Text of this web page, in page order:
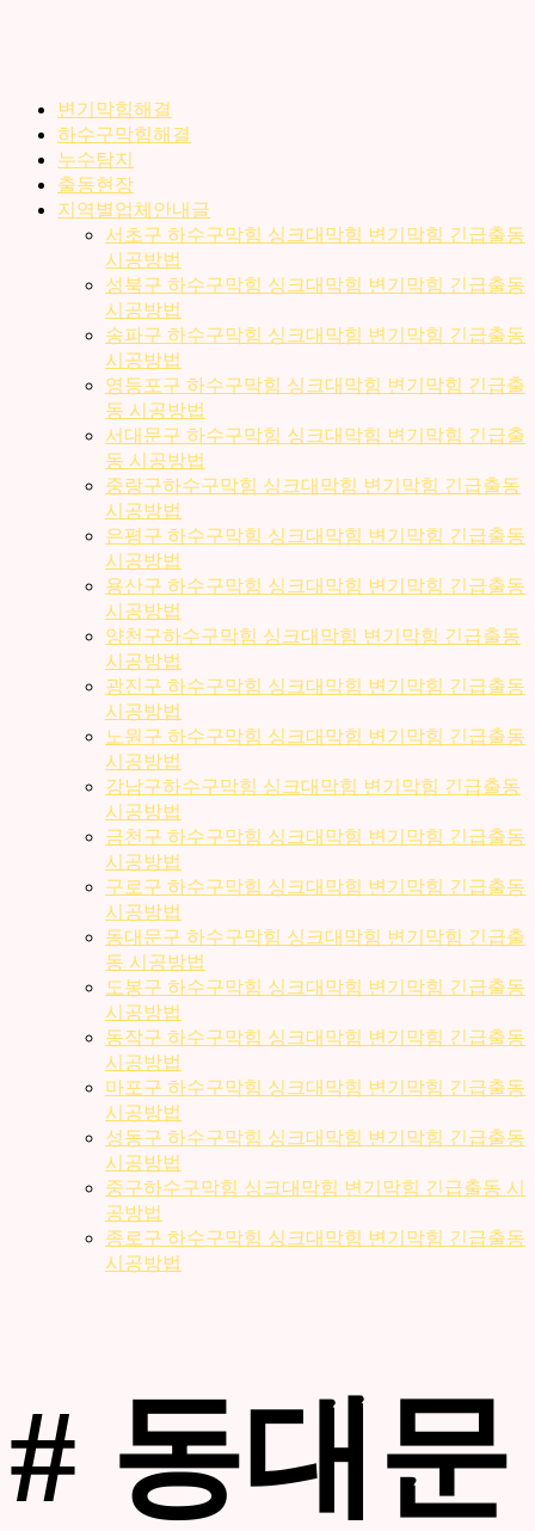
변기막힘해결
하수구막힘해결
누수탐지
출동현장
지역별업체안내글
서초구 하수구막힘 싱크대막힘 변기막힘 긴급출동
시공방법
성북구 하수구막힘 싱크대막힘 변기막힘 긴급출동
시공방법
송파구 하수구막힘 싱크대막힘 변기막힘 긴급출동
시공방법
영등포구 하수구막힘 싱크대막힘 변기막힘 긴급출
동 시공방법
서대문구 하수구막힘 싱크대막힘 변기막힘 긴급출
동 시공방법
중랑구하수구막힘 싱크대막힘 변기막힘 긴급출동
시공방법
은평구 하수구막힘 싱크대막힘 변기막힘 긴급출동
시공방법
용산구 하수구막힘 싱크대막힘 변기막힘 긴급출동
시공방법
양천구하수구막힘 싱크대막힘 변기막힘 긴급출동
시공방법
광진구 하수구막힘 싱크대막힘 변기막힘 긴급출동
시공방법
노원구 하수구막힘 싱크대막힘 변기막힘 긴급출동
시공방법
강남구하수구막힘 싱크대막힘 변기막힘 긴급출동
시공방법
금천구 하수구막힘 싱크대막힘 변기막힘 긴급출동
시공방법
구로구 하수구막힘 싱크대막힘 변기막힘 긴급출동
시공방법
동대문구 하수구막힘 싱크대막힘 변기막힘 긴급출
동 시공방법
도봉구 하수구막힘 싱크대막힘 변기막힘 긴급출동
시공방법
동작구 하수구막힘 싱크대막힘 변기막힘 긴급출동
시공방법
마포구 하수구막힘 싱크대막힘 변기막힘 긴급출동
시공방법
성동구 하수구막힘 싱크대막힘 변기막힘 긴급출동
시공방법
중구하수구막힘 싱크대막힘 변기막힘 긴급출동 시
공방법
종로구 하수구막힘 싱크대막힘 변기막힘 긴급출동
시공방법
# 동대문